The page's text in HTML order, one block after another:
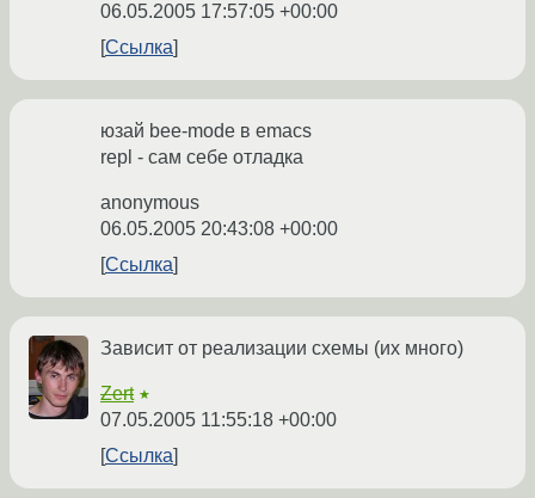
06.05.2005 17:57:05 +00:00
Ссылка
юзай bee-mode в emacs
repl - сам себе отладка
anonymous
06.05.2005 20:43:08 +00:00
Ссылка
Зависит от реализации схемы (их много)
Zert ★
07.05.2005 11:55:18 +00:00
Ссылка